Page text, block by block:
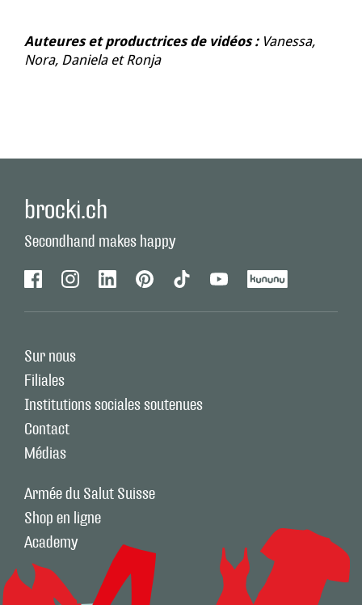
Auteures et productrices de vidéos : Vanessa,
Nora, Daniela et Ronja
brocki.ch
Secondhand makes happy
FacebookInstagramLinkedin PinterestTiktok Youtube
Sur nous
Filiales
Institutions sociales soutenues
Contact
Médias
Armée du Salut Suisse
Shop en ligne
Academy